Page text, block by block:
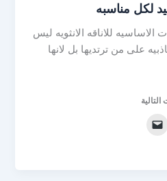
لكل مناسبه
للاناقه الانثويه ليس
على من ترتديها بل لانها